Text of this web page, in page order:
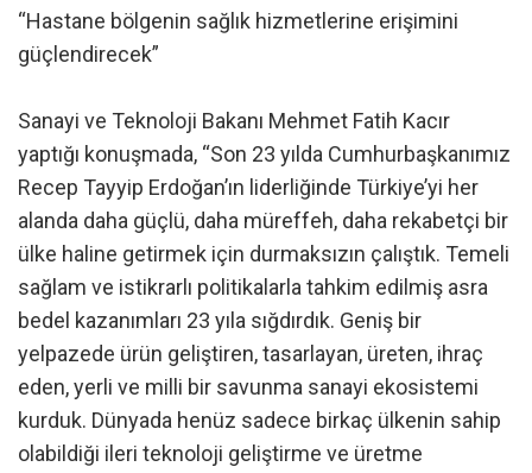
“Hastane bölgenin sağlık hizmetlerine erişimini
güçlendirecek”
Sanayi ve Teknoloji Bakanı Mehmet Fatih Kacır
yaptığı konuşmada, “Son 23 yılda Cumhurbaşkanımız
Recep Tayyip Erdoğan’ın liderliğinde Türkiye’yi her
alanda daha güçlü, daha müreffeh, daha rekabetçi bir
ülke haline getirmek için durmaksızın çalıştık. Temeli
sağlam ve istikrarlı politikalarla tahkim edilmiş asra
bedel kazanımları 23 yıla sığdırdık. Geniş bir
yelpazede ürün geliştiren, tasarlayan, üreten, ihraç
eden, yerli ve milli bir savunma sanayi ekosistemi
kurduk. Dünyada henüz sadece birkaç ülkenin sahip
olabildiği ileri teknoloji geliştirme ve üretme